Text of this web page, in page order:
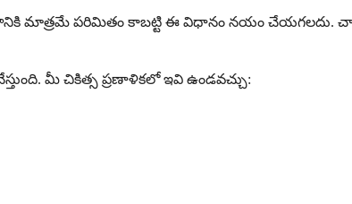
మాత్రమే పరిమితం కాబట్టి ఈ విధానం నయం చేయగలదు.
మీ చికిత్స ప్రణాళికలో ఇవి ఉండవచ్చు: